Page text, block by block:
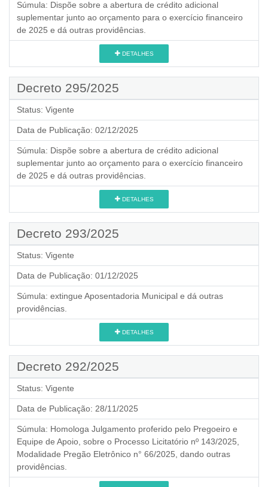
Súmula: Dispõe sobre a abertura de crédito adicional
suplementar junto ao orçamento para o exercício financeiro
de 2025 e dá outras providências.
DETALHES
Decreto 295/2025
Status: Vigente
Data de Publicação: 02/12/2025
Súmula: Dispõe sobre a abertura de crédito adicional
suplementar junto ao orçamento para o exercício financeiro
de 2025 e dá outras providências.
DETALHES
Decreto 293/2025
Status: Vigente
Data de Publicação: 01/12/2025
Súmula: extingue Aposentadoria Municipal e dá outras
providências.
DETALHES
Decreto 292/2025
Status: Vigente
Data de Publicação: 28/11/2025
Súmula: Homologa Julgamento proferido pelo Pregoeiro e
Equipe de Apoio, sobre o Processo Licitatório nº 143/2025,
Modalidade Pregão Eletrônico n° 66/2025, dando outras
providências.